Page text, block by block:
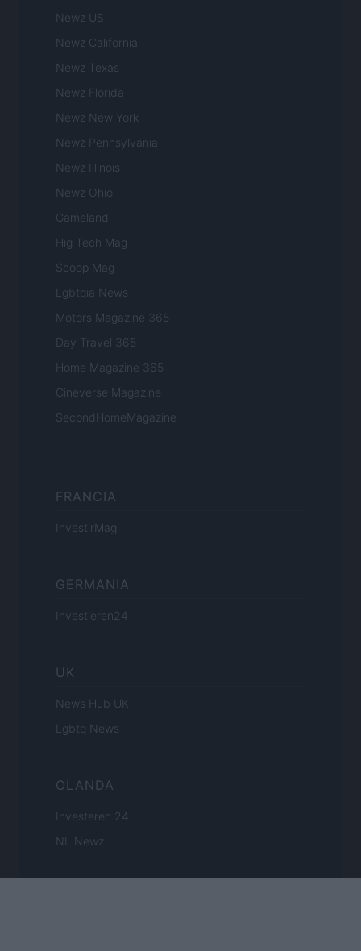
Newz US
Newz California
Newz Texas
Newz Florida
Newz New York
Newz Pennsylvania
Newz Illinois
Newz Ohio
Gameland
Hig Tech Mag
Scoop Mag
Lgbtqia News
Motors Magazine 365
Day Travel 365
Home Magazine 365
Cineverse Magazine
SecondHomeMagazine
FRANCIA
InvestirMag
GERMANIA
Investieren24
UK
News Hub UK
Lgbtq News
OLANDA
Investeren 24
NL Newz